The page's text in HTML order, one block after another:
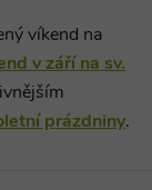
víkend na
v září na sv.
prázdniny.